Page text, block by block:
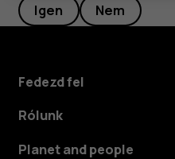
Igen Nem
Fedezd fel
Rólunk
Planet and people